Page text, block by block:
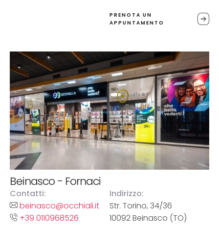
PRENOTA UN
APPUNTAMENTO
Beinasco - Fornaci
Indirizzo:
Str. Torino, 34/36
10092 Beinasco (TO)
Contatti:
beinasco@occhiali.it
+39 0110968526